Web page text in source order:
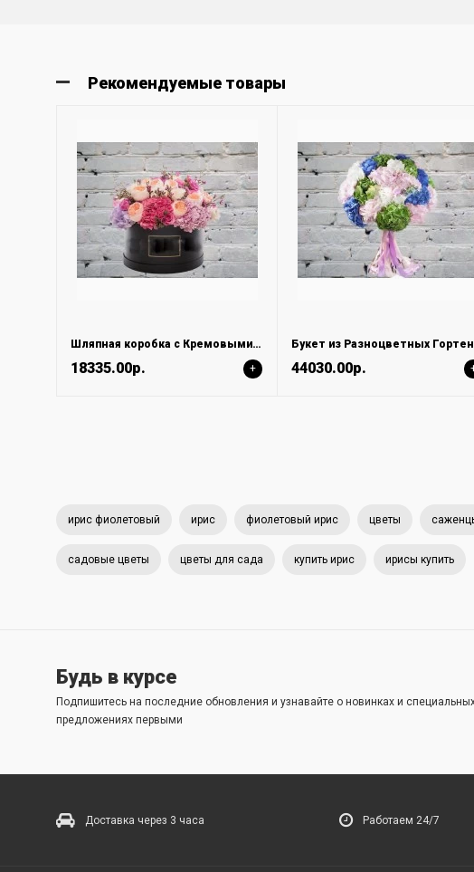
Рекомендуемые товары
Шляпная коробка с Кремовыми Пионовидными Розами и Ваксфлауэр
18335.00р. + 44030.00р.
ирис фиолетовый ирис фиолетовый ирис цветы
садовые цветы цветы для сада купить ирис ирисы купить
Будь в курсе
Подпишитесь на последние обновления и узнавайте о новинках и
предложениях первыми
Доставка через 3 часа Работаем 24/7